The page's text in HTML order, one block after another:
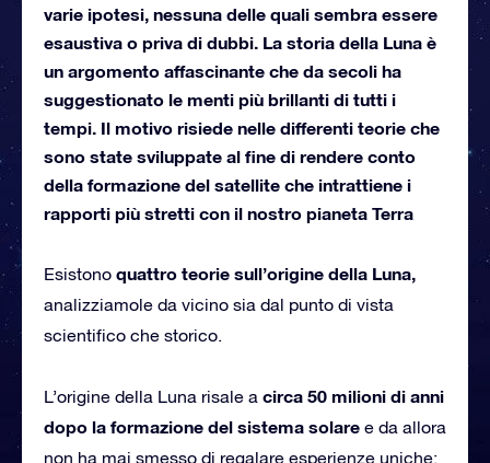
varie ipotesi, nessuna delle quali sembra essere
esaustiva o priva di dubbi. La storia della Luna è
un argomento affascinante che da secoli ha
suggestionato le menti più brillanti di tutti i
tempi. Il motivo risiede nelle differenti teorie che
sono state sviluppate al fine di rendere conto
della formazione del satellite che intrattiene i
rapporti più stretti con il nostro pianeta Terra
Esistono quattro teorie sull’origine della Luna,
analizziamole da vicino sia dal punto di vista
scientifico che storico.
L’origine della Luna risale a circa 50 milioni di anni
dopo la formazione del sistema solare e da allora
non ha mai smesso di regalare esperienze uniche: